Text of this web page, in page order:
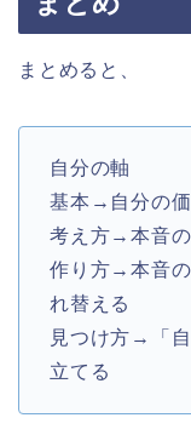
まとめると、
自分の軸
基本→自分の
考え方→本音
作り方→本音の
れ替える
見つけ方→「
立てる